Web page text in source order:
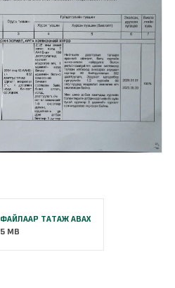
ФАЙЛААР ТАТАЖ АВАХ
5 MB